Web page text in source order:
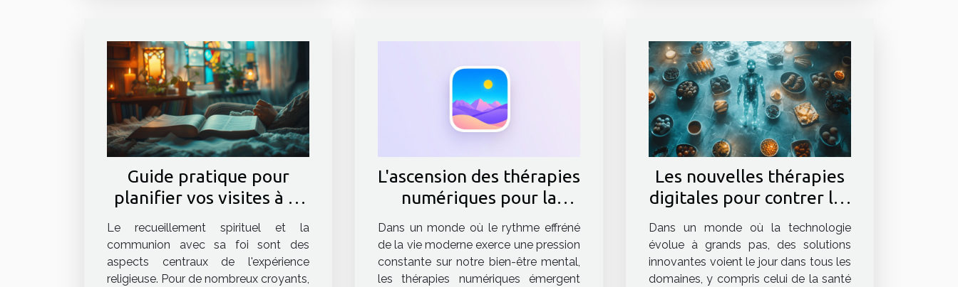
Guide pratique pour
planifier vos visites à la
messe
Le recueillement spirituel et la
communion avec sa foi sont des
aspects centraux de l'expérience
religieuse. Pour de nombreux croyants,
L'ascension des thérapies
numériques pour la
gestion du stress et de
l'anxiété applications et
efficacité
Dans un monde où le rythme effréné
de la vie moderne exerce une pression
constante sur notre bien-être mental,
les thérapies numériques émergent
Les nouvelles thérapies
digitales pour contrer les
troubles du
comportement
alimentaire
Dans un monde où la technologie
évolue à grands pas, des solutions
innovantes voient le jour dans tous les
domaines, y compris celui de la santé